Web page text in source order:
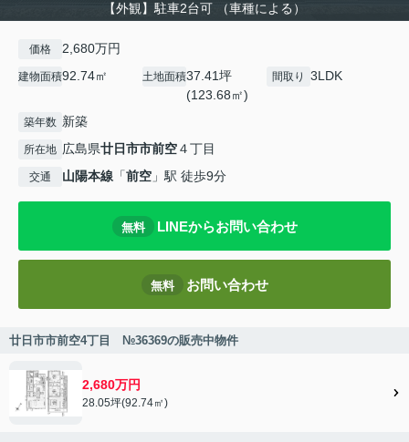
【外観】駐車2台可 （車種による）
価格 2,680万円
建物面積92.74㎡ 土地面積37.41坪
(123.68㎡)
間取り 3LDK
築年数 新築
所在地 広島県廿日市市前空４丁目
交通 山陽本線 「前空 」駅 徒歩9分
無料 LINEからお問い合わせ
無料 お問い合わせ
廿日市市前空4丁目 №36369の販売中物件
2,680万円
28.05坪(92.74㎡)